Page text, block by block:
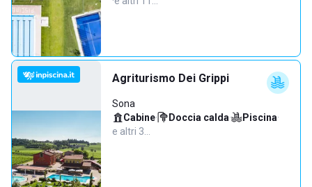
Agriturismo Dei Grippi
Sona
Cabine· Doccia calda· Piscina·
e altri 3…